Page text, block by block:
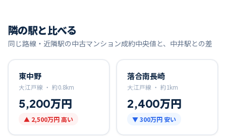
隣の駅と比べる
同じ路線・近隣駅の中古マンション成約中央値と、 中井駅との差
東中野
大江戸線 ・ 約0.8km
5,200万円
▲ 2,500万円高い
落合南長崎
大江戸線 ・ 約1km
2,400万円
▼300万円 安い